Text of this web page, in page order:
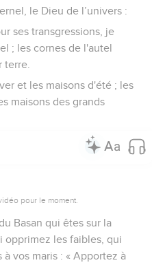
le Dieu de l’univers :
ses transgressions, je
; les cornes de l'autel
terre.
et les maisons d'été ; les
maisons des grands
pour le moment.
Basan qui êtes sur la
opprimez les faibles, qui
vos maris : « Apportez à